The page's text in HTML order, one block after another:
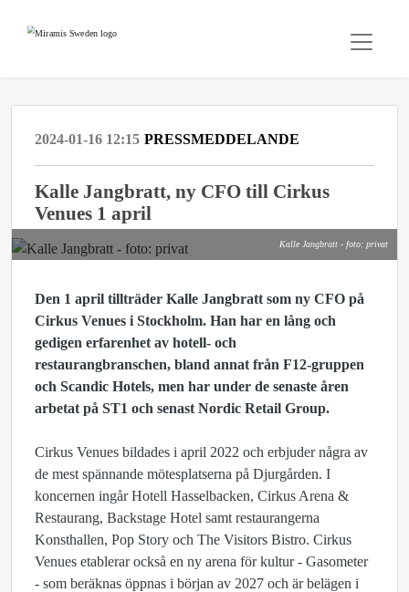
2024-01-16 12:15 PRESSMEDDELANDE
Kalle Jangbratt, ny CFO till Cirkus
Venues 1 april
Kalle Jangbratt - foto: privat
Den 1 april tillträder Kalle Jangbratt som ny CFO på
Cirkus Venues i Stockholm. Han har en lång och
gedigen erfarenhet av hotell- och
restaurangbranschen, bland annat från F12-gruppen
och Scandic Hotels, men har under de senaste åren
arbetat på ST1 och senast Nordic Retail Group.
Cirkus Venues bildades i april 2022 och erbjuder några av
de mest spännande mötesplatserna på Djurgården. I
koncernen ingår Hotell Hasselbacken, Cirkus Arena &
Restaurang, Backstage Hotel samt restaurangerna
Konsthallen, Pop Story och The Visitors Bistro. Cirkus
Venues etablerar också en ny arena för kultur - Gasometer
- som beräknas öppnas i början av 2027 och är belägen i